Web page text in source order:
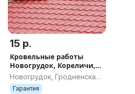
15 р.
Кровельные работы
Новогрудок, Кореличи,
Мир
Новогрудок, Гродненская
область
Гарантия